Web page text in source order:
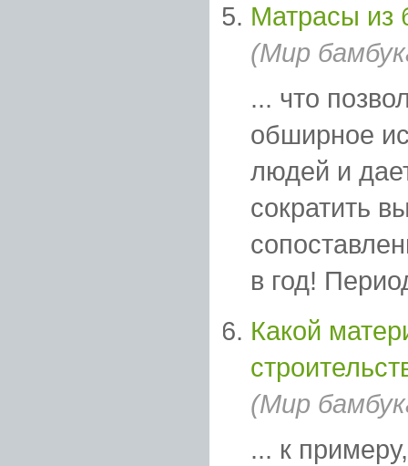
Матрасы из
(Мир
... что
обширное
людей и
сократить
в год!
Какой
(Мир
... к